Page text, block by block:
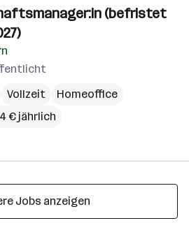
(befristet
Vollzeit
Homeoffice
€ jährlich
Jobs anzeigen